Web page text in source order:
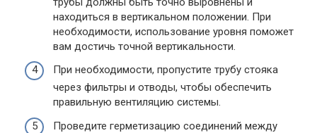
находиться в вертикальном положении. При
необходимости, использование уровня поможет
вам достичь точной вертикальности.
При необходимости, пропустите трубу стояка
через фильтры и отводы, чтобы обеспечить
правильную вентиляцию системы.
Проведите герметизацию соединений между